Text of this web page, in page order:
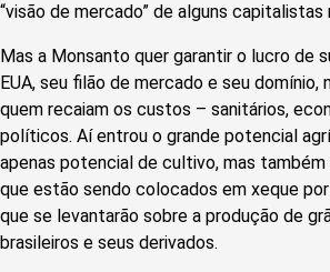
“visão de mercado” de alguns capitalistas
Mas a Monsanto quer garantir o lucro de
EUA, seu filão de mercado e seu domínio,
quem recaiam os custos – sanitários,
políticos. Aí entrou o grande potencial
apenas potencial de cultivo, mas
que estão sendo colocados em xeque
que se levantarão sobre a produção de
brasileiros e seus derivados.